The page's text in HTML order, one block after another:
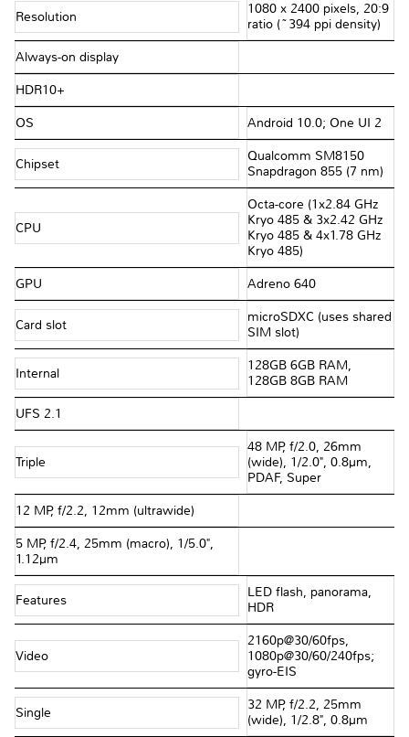
Resolution
1080 x 2400 pixels, 20:9
ratio (~394 ppi density)
Always-on display
HDR10+
OS Android 10.0; One UI 2
Chipset
Qualcomm SM8150
Snapdragon 855 (7 nm)
CPU
Octa-core (1x2.84 GHz
Kryo 485 & 3x2.42 GHz
Kryo 485 & 4x1.78 GHz
Kryo 485)
GPU Adreno 640
Card slot
microSDXC (uses shared
SIM slot)
Internal
128GB 6GB RAM,
128GB 8GB RAM
UFS 2.1
Triple
48 MP, f/2.0, 26mm
(wide), 1/2.0", 0.8µm,
PDAF, Super
12 MP, f/2.2, 12mm (ultrawide)
5 MP, f/2.4, 25mm (macro), 1/5.0",
1.12µm
Features
LED flash, panorama,
HDR
Video
2160p@30/60fps,
1080p@30/60/240fps;
gyro-EIS
Single
32 MP, f/2.2, 25mm
(wide), 1/2.8", 0.8µm